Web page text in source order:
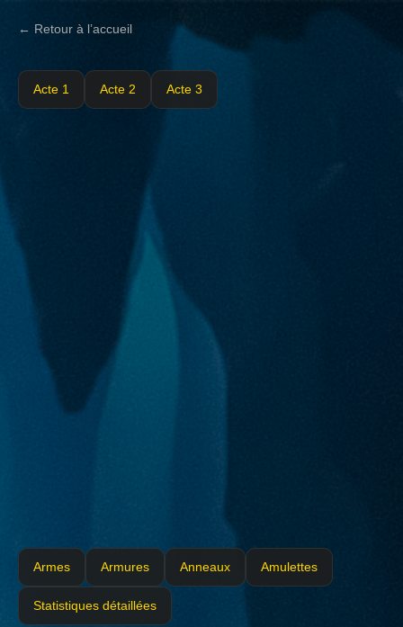
← Retour à l’accueil
Acte 1 Acte 2 Acte 3
Armes Armures Anneaux Amulettes
Statistiques détaillées